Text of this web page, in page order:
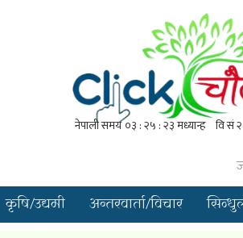
कृषि/उद्यमी अन्तरवार्ता/विचार